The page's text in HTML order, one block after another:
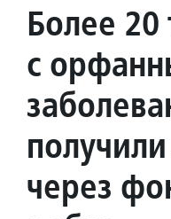
Более 20
с
через